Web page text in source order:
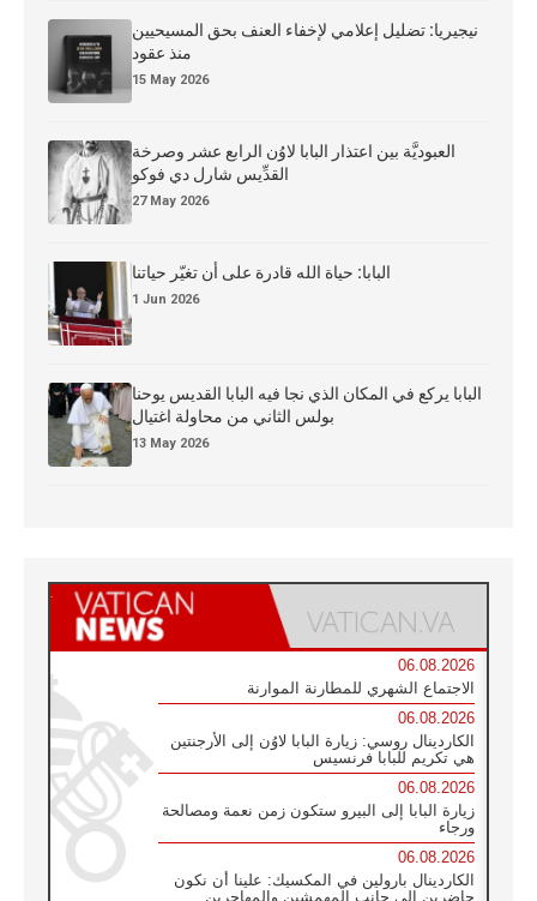
نيجيريا: تضليل إعلامي لإخفاء العنف بحق المسيحيين
منذ عقود
15 May 2026
العبوديَّة بين اعتذار البابا لاوُن الرابع عشر وصرخة
القدِّيس شارل دي فوكو
27 May 2026
البابا: حياة الله قادرة على أن تغيّر حياتنا
1 Jun 2026
البابا يركع في المكان الذي نجا فيه البابا القديس يوحنا
بولس الثاني من محاولة اغتيال
13 May 2026
06.08.2026
الاجتماع الشهري للمطارنة الموارنة
06.08.2026
الكاردينال روسي: زيارة البابا لاوُن إلى الأرجنتين
هي تكريم للبابا فرنسيس
06.08.2026
زيارة البابا إلى البيرو ستكون زمن نعمة ومصالحة
ورجاء
06.08.2026
الكاردينال بارولين في المكسيك: علينا أن نكون
حاضرين إلى جانب المهمشين والمهاجرين